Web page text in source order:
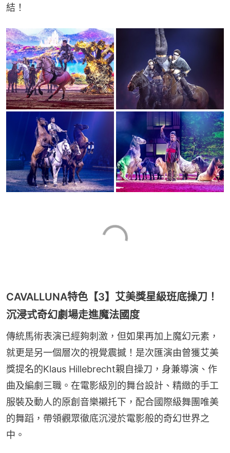
結！
CAVALLUNA特色【3】艾美獎星級班底操刀！
沉浸式奇幻劇場走進魔法國度
傳統馬術表演已經夠刺激，但如果再加上魔幻元素，
就更是另一個層次的視覺震撼！是次匯演由曾獲艾美
獎提名的Klaus Hillebrecht親自操刀，身兼導演、作
曲及編劇三職。在電影級別的舞台設計、精緻的手工
服裝及動人的原創音樂襯托下，配合國際級舞團唯美
的舞蹈，帶領觀眾徹底沉浸於電影般的奇幻世界之
中。